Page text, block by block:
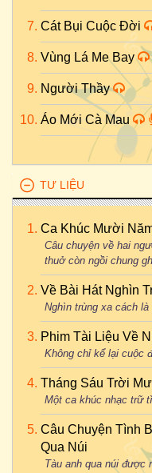
Cát Bụi Cuộc Đời
Vùng Lá Me Bay
Người Thầy
Áo Mới Cà Mau
TƯ LIỆU
Ca Khúc Mười
Câu chuyện về hai
thuở còn ngồi chung
Về Bài Hát Nghìn
Nghìn trùng xa cách
Phim Tài Liệu Về
Không chỉ kể lại cuộc
Tháng Sáu Trời
Một ca khúc nhạc trữ
Câu Chuyện Tình
Qua Núi
Tàu anh qua núi được